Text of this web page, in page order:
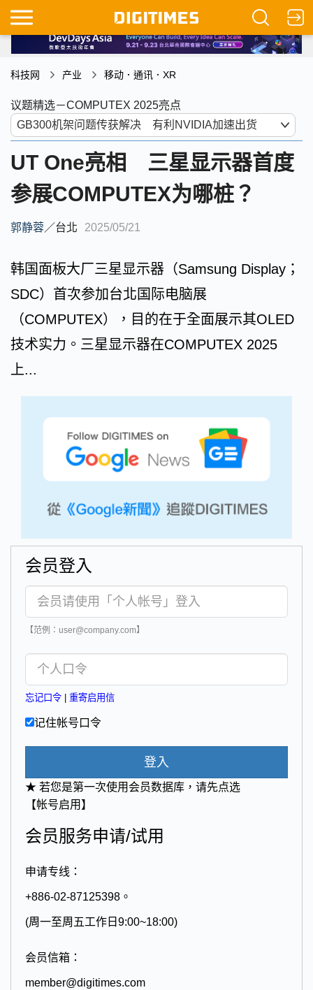
科技网 产业 移动．通讯．XR
议题精选－COMPUTEX 2025亮点
UT One亮相 三星显示器首度
参展COMPUTEX为哪桩？
郭静蓉／台北 2025/05/21
韩国面板大厂三星显示器（Samsung Display；
SDC）首次参加台北国际电脑展
（COMPUTEX），目的在于全面展示其OLED
技术实力。三星显示器在COMPUTEX 2025
上...
会员登入
【范例：user@company.com】
忘记口令 重寄启用信
记住帐号口令
登入
★ 若您是第一次使用会员数据库，请先点选
【帐号启用】
会员服务申请/试用
申请专线：
+886-02-87125398。
(周一至周五工作日9:00~18:00)
会员信箱：
member@digitimes.com